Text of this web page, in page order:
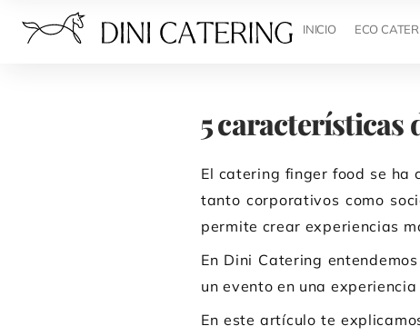
INICIO ECO
5 características
El catering finger food se ha
tanto corporativos como
permite crear experiencias
En Dini Catering
un evento en una
En este artículo te